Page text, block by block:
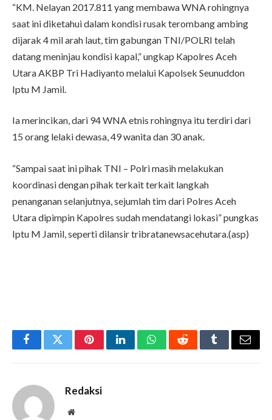
“KM. Nelayan 2017.811 yang membawa WNA rohingnya
saat ini diketahui dalam kondisi rusak terombang ambing
dijarak 4 mil arah laut, tim gabungan TNI/POLRI telah
datang meninjau kondisi kapal,” ungkap Kapolres Aceh
Utara AKBP Tri Hadiyanto melalui Kapolsek Seunuddon
Iptu M Jamil.
Ia merincikan, dari 94 WNA etnis rohingnya itu terdiri dari
15 orang lelaki dewasa, 49 wanita dan 30 anak.
“Sampai saat ini pihak TNI – Polri masih melakukan
koordinasi dengan pihak terkait terkait langkah
penanganan selanjutnya, sejumlah tim dari Polres Aceh
Utara dipimpin Kapolres sudah mendatangi lokasi” pungkas
Iptu M Jamil, seperti dilansir tribratanewsacehutara.(asp)
FacebookTwitterPinterestLinkedInWhatsAppRedditTumblrEmail
Redaksi
Website